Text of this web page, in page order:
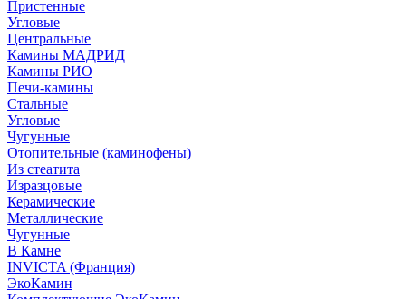
Пристенные
Угловые
Центральные
Камины МАДРИД
Камины РИО
Печи-камины
Стальные
Угловые
Чугунные
Отопительные (каминофены)
Из стеатита
Изразцовые
Керамические
Металлические
Чугунные
В Камне
INVICTA (Франция)
ЭкоКамин